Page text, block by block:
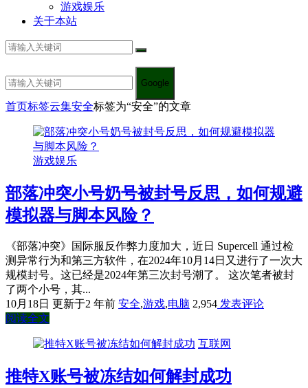
游戏娱乐
关于本站
Google
首页标签云集安全标签为“安全”的文章
游戏娱乐
部落冲突小号奶号被封号反思，如何规避
模拟器与脚本风险？
《部落冲突》国际服反作弊力度加大，近日 Supercell 通过检
测异常行为和第三方软件，在2024年10月14日又进行了一次大
规模封号。这已经是2024年第三次封号潮了。 这次笔者被封
了两个小号，其...
10月18日 更新于2 年前 安全,游戏,电脑 2,954 发表评论
阅读全文
互联网
推特X账号被冻结如何解封成功